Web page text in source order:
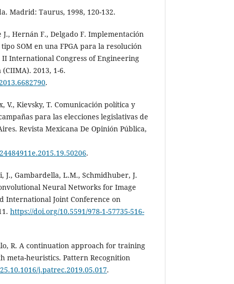
Madrid: Taurus, 1998, 120-132.
J., Hernán F., Delgado F. Implementación
SOM en una FPGA para la resolución
International Congress of Engineering
2013, 1-6.
.
V., Kievsky, T. Comunicación política y
para las elecciones legislativas de
Revista Mexicana De Opinión Pública,
.
J., Gambardella, L.M., Schmidhuber, J.
Neural Networks for Image
International Joint Conference on
https://doi.org/10.5591/978-1-57735-516-
R. A continuation approach for training
heuristics. Pattern Recognition
j.patrec.2019.05.017.